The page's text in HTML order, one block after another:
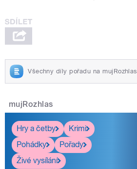
Všechny díly pořadu na mujRozhlas
mujRozhlas
Hry a četby
Krimi
Pohádky
Pořady
Živé vysílání